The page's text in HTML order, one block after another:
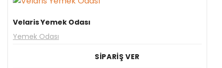
Velaris Yemek Odası
Yemek Odası
SİPARİŞ VER